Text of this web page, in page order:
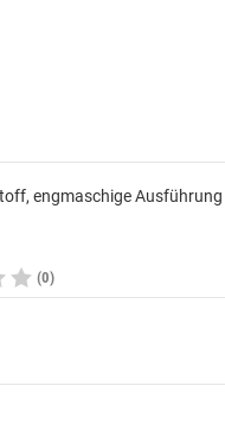
engmaschige Ausführung
(0)